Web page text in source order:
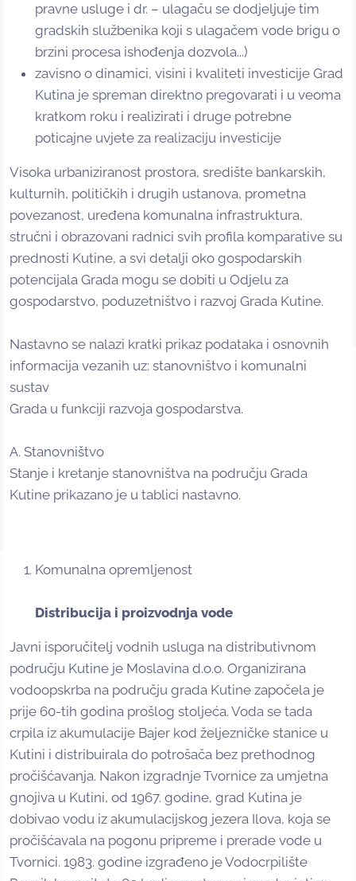
pravne usluge i dr. – ulagaču se dodjeljuje tim
gradskih službenika koji s ulagačem vode brigu o
brzini procesa ishođenja dozvola...)
zavisno o dinamici, visini i kvaliteti investicije Grad
Kutina je spreman direktno pregovarati i u veoma
kratkom roku i realizirati i druge potrebne
poticajne uvjete za realizaciju investicije
Visoka urbaniziranost prostora, središte bankarskih,
kulturnih, političkih i drugih ustanova, prometna
povezanost, uređena komunalna infrastruktura,
stručni i obrazovani radnici svih profila komparative su
prednosti Kutine, a svi detalji oko gospodarskih
potencijala Grada mogu se dobiti u Odjelu za
gospodarstvo, poduzetništvo i razvoj Grada Kutine.
Nastavno se nalazi kratki prikaz podataka i osnovnih
informacija vezanih uz: stanovništvo i komunalni
sustav
Grada u funkciji razvoja gospodarstva.
A. Stanovništvo
Stanje i kretanje stanovništva na području Grada
Kutine prikazano je u tablici nastavno.
Komunalna opremljenost
Distribucija i proizvodnja vode
Javni isporučitelj vodnih usluga na distributivnom
području Kutine je Moslavina d.o.o. Organizirana
vodoopskrba na području grada Kutine započela je
prije 60-tih godina prošlog stoljeća. Voda se tada
crpila iz akumulacije Bajer kod željezničke stanice u
Kutini i distribuirala do potrošača bez prethodnog
pročišćavanja. Nakon izgradnje Tvornice za umjetna
gnojiva u Kutini, od 1967. godine, grad Kutina je
dobivao vodu iz akumulacijskog jezera Ilova, koja se
pročišćavala na pogonu pripreme i prerade vode u
Tvornici. 1983. godine izgrađeno je Vodocrpilište